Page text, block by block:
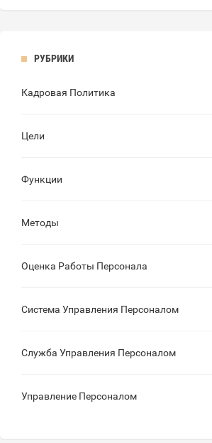
РУБРИКИ
Кадровая Политика
Цели
Функции
Методы
Оценка Работы Персонала
Система Управления Персоналом
Служба Управления Персоналом
Управление Персоналом